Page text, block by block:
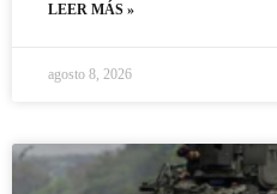
LEER MÁS »
agosto 8, 2026